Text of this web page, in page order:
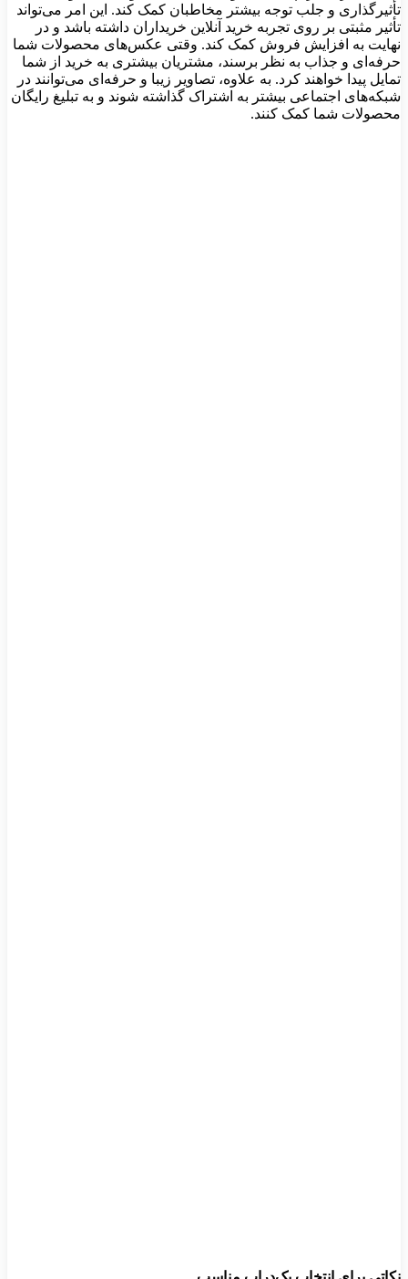
تأثیرگذاری و جلب توجه بیشتر مخاطبان کمک کند. این امر می‌تواند
تأثیر مثبتی بر روی تجربه خرید آنلاین خریداران داشته باشد و در
نهایت به افزایش فروش کمک کند. وقتی عکس‌های محصولات شما
حرفه‌ای و جذاب به نظر برسند، مشتریان بیشتری به خرید از شما
تمایل پیدا خواهند کرد. به علاوه، تصاویر زیبا و حرفه‌ای می‌توانند در
شبکه‌های اجتماعی بیشتر به اشتراک گذاشته شوند و به تبلیغ رایگان
محصولات شما کمک کنند.